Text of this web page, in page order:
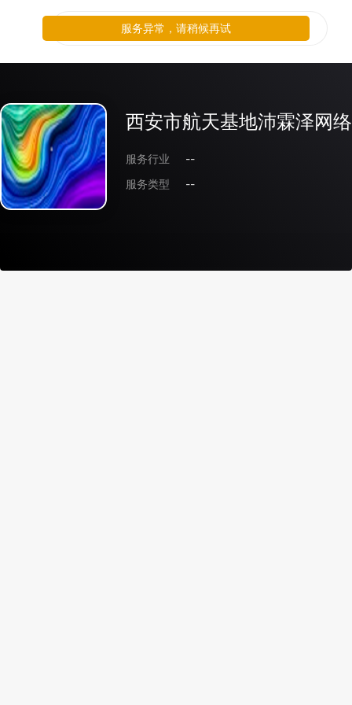
西安市航天基地沛霖泽网
服务行业
--
服务类型
--
服务异常，请稍候再试